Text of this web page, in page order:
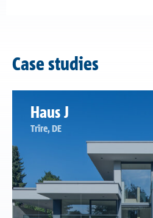
Case studies
Haus J
Trīre, DE